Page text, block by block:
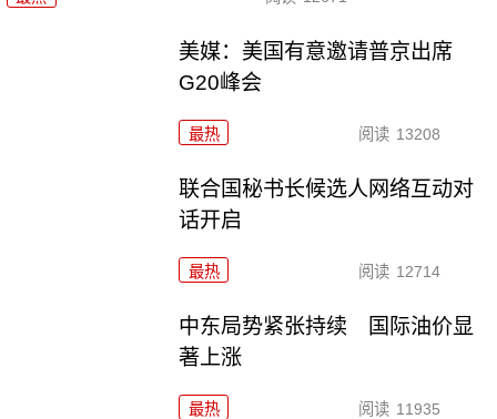
美媒：美国有意邀请普京出席
G20峰会
最热 阅读 13208
联合国秘书长候选人网络互动对
话开启
最热 阅读 12714
中东局势紧张持续 国际油价显
著上涨
最热 阅读 11935